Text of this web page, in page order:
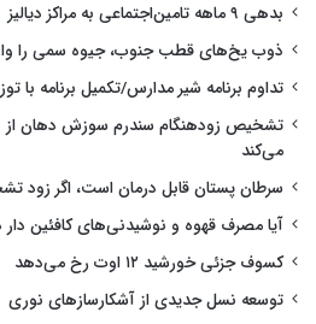
بدهی ۹ ماهه تامین‌اجتماعی به مراکز دیالیز
ذوب یخ‌های قطب جنوب، جیوه سمی را
تداوم برنامه شیر مدارس/تکمیل برنامه با
تشخیص زودهنگام سندرم سوزش دهان از
می‌کند
سرطان پستان قابل درمان است، اگر زود
آیا مصرف قهوه و نوشیدنی‌های کافئین
کسوف جزئی خورشید ۱۲ اوت رخ می‌دهد
توسعه نسل جدیدی از آشکارسازهای نوری